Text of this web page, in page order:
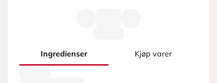
Ingredienser Kjøp varer